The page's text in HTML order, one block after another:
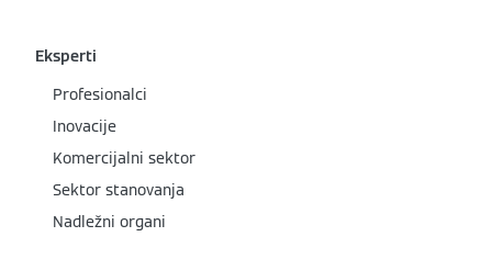
Eksperti
Profesionalci
Inovacije
Komercijalni sektor
Sektor stanovanja
Nadležni organi